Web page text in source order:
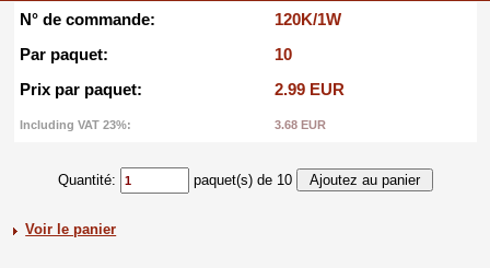
N° de commande:
120K/1W
Par paquet:
10
Prix par paquet:
2.99 EUR
Including VAT 23%: 3.68 EUR
Quantité: paquet(s) de 10
Voir le panier